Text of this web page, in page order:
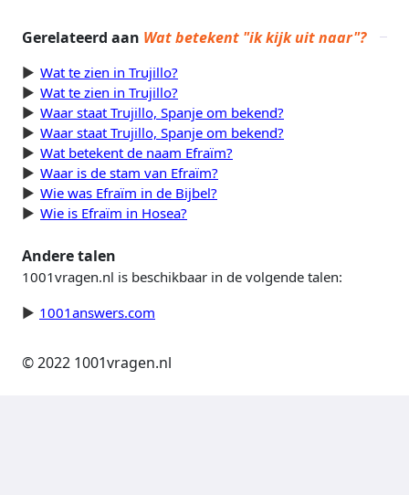
Gerelateerd aan Wat betekent "ik kijk uit naar"?
Wat te zien in Trujillo?
Wat te zien in Trujillo?
Waar staat Trujillo, Spanje om bekend?
Waar staat Trujillo, Spanje om bekend?
Wat betekent de naam Efraïm?
Waar is de stam van Efraïm?
Wie was Efraïm in de Bijbel?
Wie is Efraïm in Hosea?
Andere talen
1001vragen.nl is beschikbaar in de volgende talen:
1001answers.com
© 2022 1001vragen.nl